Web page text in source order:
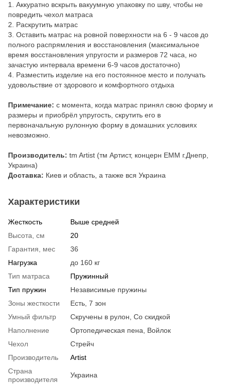
1. Аккуратно вскрыть вакуумную упаковку по шву, чтобы не
повредить чехол матраса
2. Раскрутить матрас
3. Оставить матрас на ровной поверхности на 6 - 9 часов до
полного распрямления и восстановления (максимальное
время восстановления упругости и размеров 72 часа, но
зачастую интервала времени 6-9 часов достаточно)
4. Разместить изделие на его постоянное место и получать
удовольствие от здорового и комфортного отдыха
Примечание: c момента, когда матрас принял свою форму и
размеры и приобрёл упругость, скрутить его в
первоначальную рулонную форму в домашних условиях
невозможно.
Производитель: tm Artist (тм Артист, концерн ЕММ г.Днепр,
Украина)
Доставка: Киев и область, а также вся Украина
Характеристики
Жесткость
Выше средней
Высота, см
20
Гарантия, мес
36
Нагрузка
до 160 кг
Тип матраса
Пружинный
Тип пружин
Независимые пружины
Зоны жесткости
Есть, 7 зон
Умный фильтр
Скручены в рулон, Со скидкой
Наполнение
Ортопедическая пена, Войлок
Чехол
Стрейч
Производитель
Artist
Страна
производителя
Украина